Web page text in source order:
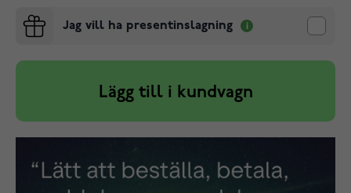
Jag vill ha presentinslagning
Lägg till i kundvagn